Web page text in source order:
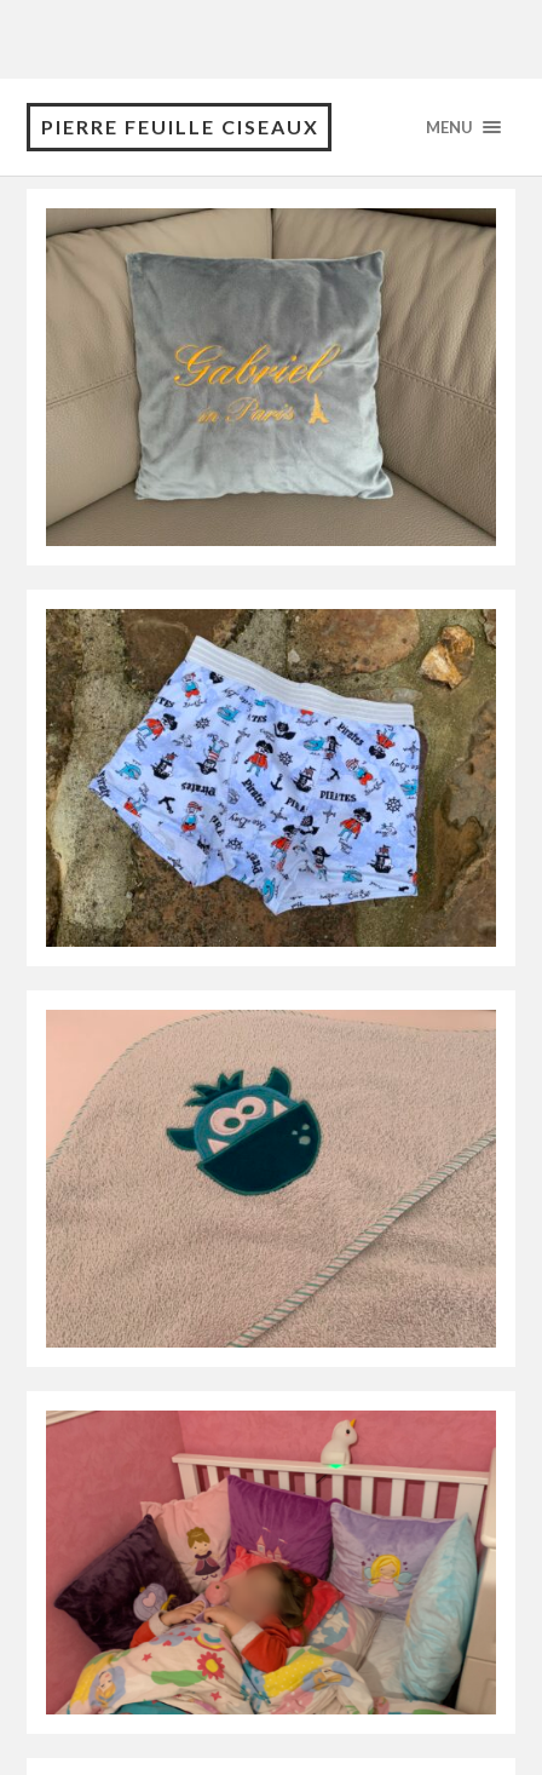
PIERRE FEUILLE CISEAUX MENU
mars 2020